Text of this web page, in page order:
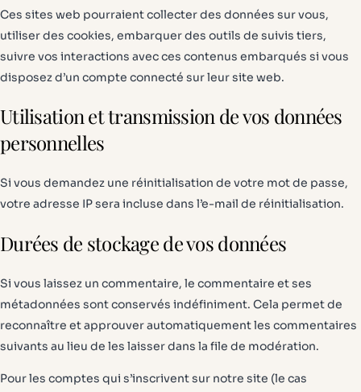
Ces sites web pourraient collecter des données sur vous,
utiliser des cookies, embarquer des outils de suivis tiers,
suivre vos interactions avec ces contenus embarqués si vous
disposez d’un compte connecté sur leur site web.
Utilisation et transmission de vos données
personnelles
Si vous demandez une réinitialisation de votre mot de passe,
votre adresse IP sera incluse dans l’e-mail de réinitialisation.
Durées de stockage de vos données
Si vous laissez un commentaire, le commentaire et ses
métadonnées sont conservés indéfiniment. Cela permet de
reconnaître et approuver automatiquement les commentaires
suivants au lieu de les laisser dans la file de modération.
Pour les comptes qui s’inscrivent sur notre site (le cas